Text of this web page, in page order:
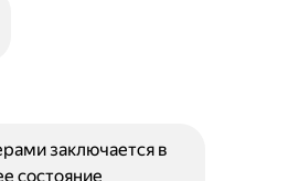
заключается в
состояние